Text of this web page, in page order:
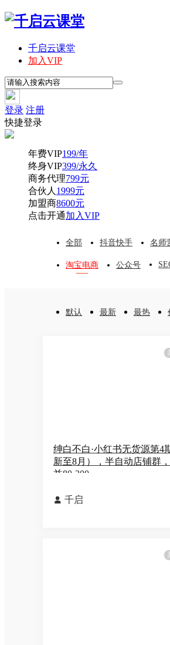
千启云课堂
加入VIP
登录 注册
快捷登录
年费VIP199/年
终身VIP399/永久
商务代理799元
合伙人 1999元
加盟商8600元
点击开通加入VIP
全部 抖音快手 名师
淘宝电商 公众号
默认 最新 最热
绅白不白·小红书无货源第4
新至8月），半自动店铺群
益80-300
 千启